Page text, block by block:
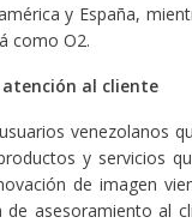
y España,
como O2.
atención al cliente
venezolanos
y servicios
de imagen
de asesoramiento al